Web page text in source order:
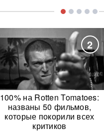
2
100% на Rotten Tomatoes:
названы 50 фильмов,
которые покорили всех
критиков